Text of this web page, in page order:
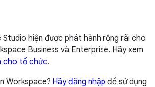
Studio hiện được phát hành rộng rãi cho
Business và Enterprise. Hãy xem
cho tổ chức.
Workspace? Hãy đăng nhập để sử dụng